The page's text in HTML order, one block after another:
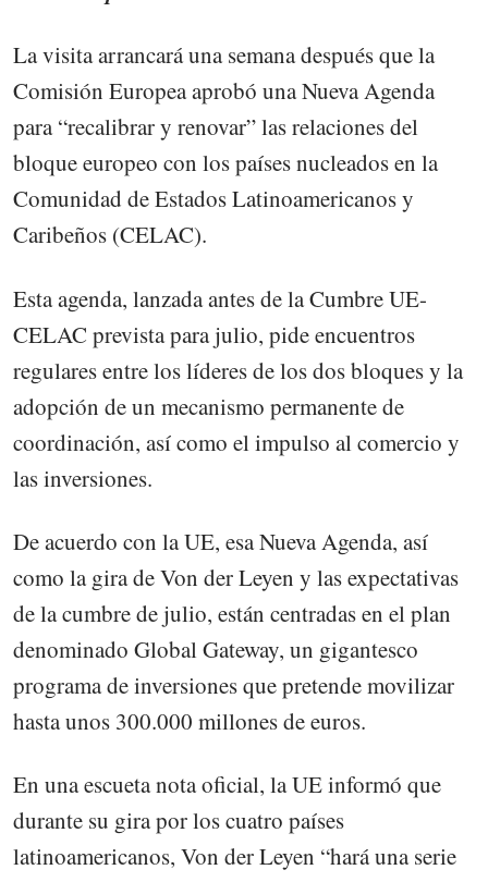
La visita arrancará una semana después que la
Comisión Europea aprobó una Nueva Agenda
para “recalibrar y renovar” las relaciones del
bloque europeo con los países nucleados en la
Comunidad de Estados Latinoamericanos y
Caribeños (CELAC).
Esta agenda, lanzada antes de la Cumbre UE-
CELAC prevista para julio, pide encuentros
regulares entre los líderes de los dos bloques y la
adopción de un mecanismo permanente de
coordinación, así como el impulso al comercio y
las inversiones.
De acuerdo con la UE, esa Nueva Agenda, así
como la gira de Von der Leyen y las expectativas
de la cumbre de julio, están centradas en el plan
denominado Global Gateway, un gigantesco
programa de inversiones que pretende movilizar
hasta unos 300.000 millones de euros.
En una escueta nota oficial, la UE informó que
durante su gira por los cuatro países
latinoamericanos, Von der Leyen “hará una serie